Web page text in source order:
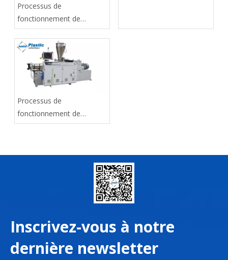
Processus de
fonctionnement de
l'extrudeuse de PVC,
section trois
Processus de
fonctionnement de
l'extrudeuse de PVC,
Inscrivez-vous à notre
dernière newsletter